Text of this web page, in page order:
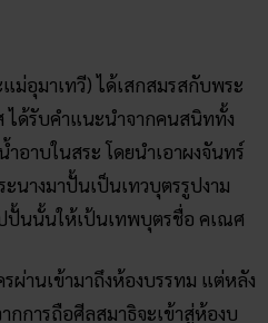
ม่อุมาเทวี) ได้เสกสมรสกับพระ
ได้รับคำแนะนำจากคนสนิททั้ง
ำอาบในสระ โดยนำเอาผงจันทร์
นางมาปั้นเป็นเทวบุตรรูปงาม
ปั้นนั้นให้เป้นเทพบุตรชื่อ คเณศ
ผ่านเข้ามาถึงห้องบรรทม แต่หลัง
กการถือศีลสมาธิจะเข้าสู่ห้องบ